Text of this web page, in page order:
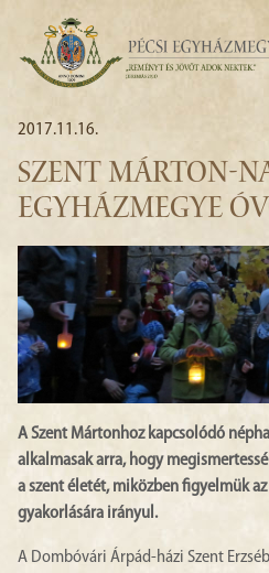
2017.11.16.
SZENT MÁRTON-
EGYHÁZMEGYE
A Szent Mártonhoz kapcsolódó
alkalmasak arra, hogy
a szent életét, miközben figyelmük
gyakorlására irányul.
A Dombóvári Árpád-házi Szent